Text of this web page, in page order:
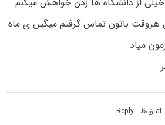
باتون تماس گرفتم میگین ی ماه
میاد
- Reply